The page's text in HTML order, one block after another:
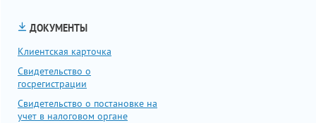
ДОКУМЕНТЫ
Клиентская карточка
Свидетельство о
госрегистрации
Свидетельство о постановке на
учет в налоговом органе